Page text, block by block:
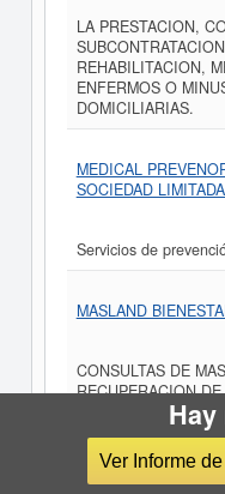
LA PRESTACION,
REHABILITACION,
ENFERMOS O
DOMICILIARIAS.
MEDICAL
SOCIEDAD
Servicios de
MASLAND
CONSULTAS DE
RECUPERACION
RELACIONADO
VILLATE NAVARRO
Ver Informe